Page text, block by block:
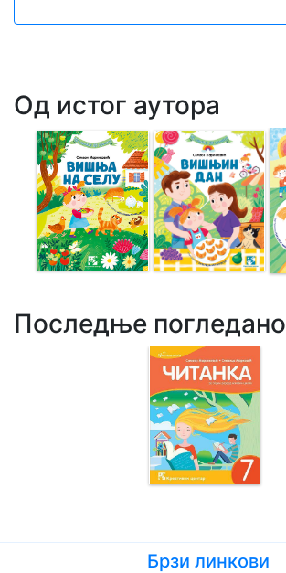
Од истог аутора
Последње погледано
Брзи линкови